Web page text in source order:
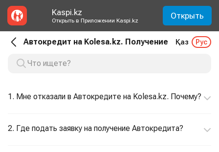
Kaspi.kz
Открыть в Приложении Kaspi.kz Открыть
Автокредит на Kolesa.kz. Получение Қаз Рус
1. Мне отказали в Автокредите на Kolesa.kz. Почему?
2. Где подать заявку на получение Автокредита?